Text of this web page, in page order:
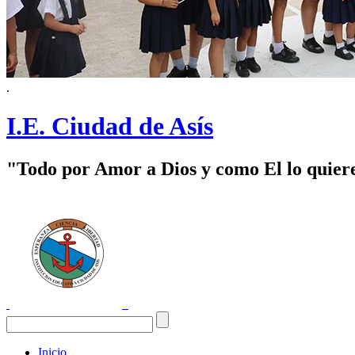
.
I.E. Ciudad de Asís
"Todo por Amor a Dios y como El lo
Inicio